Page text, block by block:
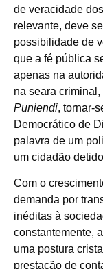
de veracidade
relevante, deve
possibilidade de
que a fé pública
apenas na
na seara
Puniendi, tornar-
Democrático de
palavra de um
um cidadão
Com o
demanda por
inéditas à
constantemente,
uma postura
prestação de